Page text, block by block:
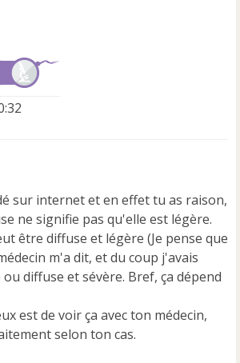
sur internet et en effet tu as raison,
ne signifie pas qu'elle est légère.
être diffuse et légère (Je pense que
m'a dit, et du coup j'avais
ou diffuse et sévère. Bref, ça dépend
est de voir ça avec ton médecin,
selon ton cas.